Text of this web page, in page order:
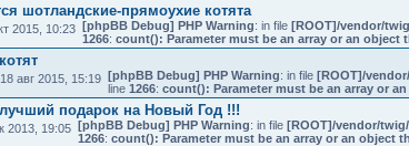
шотландские-прямоухие котята
2015, 10:23 [phpBB Debug] PHP Warning: in file [ROOT]/vendor/
1266: count(): Parameter must be an array or an object
авг 2015, 15:19 [phpBB Debug] PHP Warning: in file [ROOT]/
line 1266: count(): Parameter must be an array or
лучший подарок на Новый Год !!!
2013, 19:05 [phpBB Debug] PHP Warning: in file [ROOT]/vendor/
1266: count(): Parameter must be an array or an object